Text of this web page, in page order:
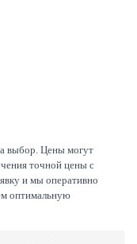
выбор. Цены могут
точной цены с
и мы оперативно
оптимальную